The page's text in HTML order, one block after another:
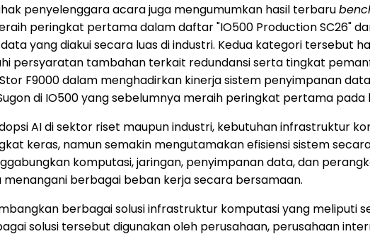
penyelenggara acara juga mengumumkan hasil terbaru
peringkat pertama dalam daftar "IO500 Production SC26"
yang diakui secara luas di industri. Kedua kategori tersebut
persyaratan tambahan terkait redundansi serta tingkat
F9000 dalam menghadirkan kinerja sistem penyimpanan
di IO500 yang sebelumnya meraih peringkat pertama pada
AI di sektor riset maupun industri, kebutuhan infrastruktur
keras, namun semakin mengutamakan efisiensi sistem
komputasi, jaringan, penyimpanan data, dan
berbagai beban kerja secara bersamaan.
berbagai solusi infrastruktur komputasi yang
solusi tersebut digunakan oleh perusahaan, perusahaan